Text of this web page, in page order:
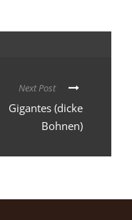
Next Post
Gigantes (dicke
Bohnen)